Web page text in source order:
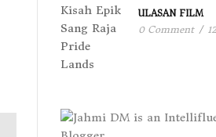
ULASAN FILM
0 Comment /